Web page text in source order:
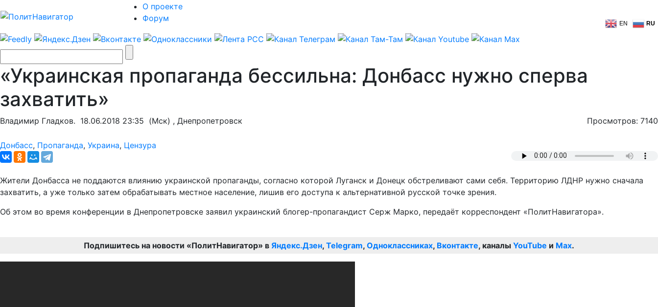
О проекте
Форум
EN RU
«Украинская пропаганда бессильна: Донбасс нужно сперва
захватить»
Владимир Гладков. 18.06.2018 23:35 (Мск) , Днепропетровск Просмотров: 7140
Донбасс, Пропаганда, Украина, Цензура
Жители Донбасса не поддаются влиянию украинской пропаганды, согласно которой Луганск и Донецк обстреливают сами себя. Территорию ЛДНР нужно сначала
захватить, а уже только затем обрабатывать местное население, лишив его доступа к альтернативной русской точке зрения.
Об этом во время конференции в Днепропетровске заявил украинский блогер-пропагандист Серж Марко, передаёт корреспондент «ПолитНавигатора».
Подпишитесь на новости «ПолитНавигатор» в Яндекс.Дзен, Telegram, Одноклассниках, Вконтакте, каналы YouTube и Max.